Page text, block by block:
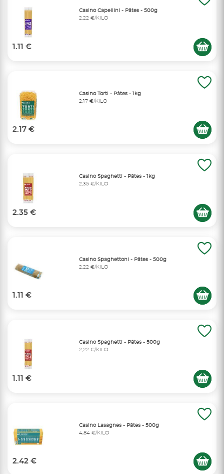
Casino Capellini - Pâtes - 500g
2,22 €/KILO
1.11 €
Casino Torti - Pâtes - 1kg
2,17 €/KILO
2.17 €
Casino Spaghetti - Pâtes - 1kg
2,35 €/KILO
2.35 €
Casino Spaghettoni - Pâtes - 500g
2,22 €/KILO
1.11 €
Casino Spaghetti - Pâtes - 500g
2,22 €/KILO
1.11 €
Casino Lasagnes - Pâtes - 500g
4,84 €/KILO
2.42 €